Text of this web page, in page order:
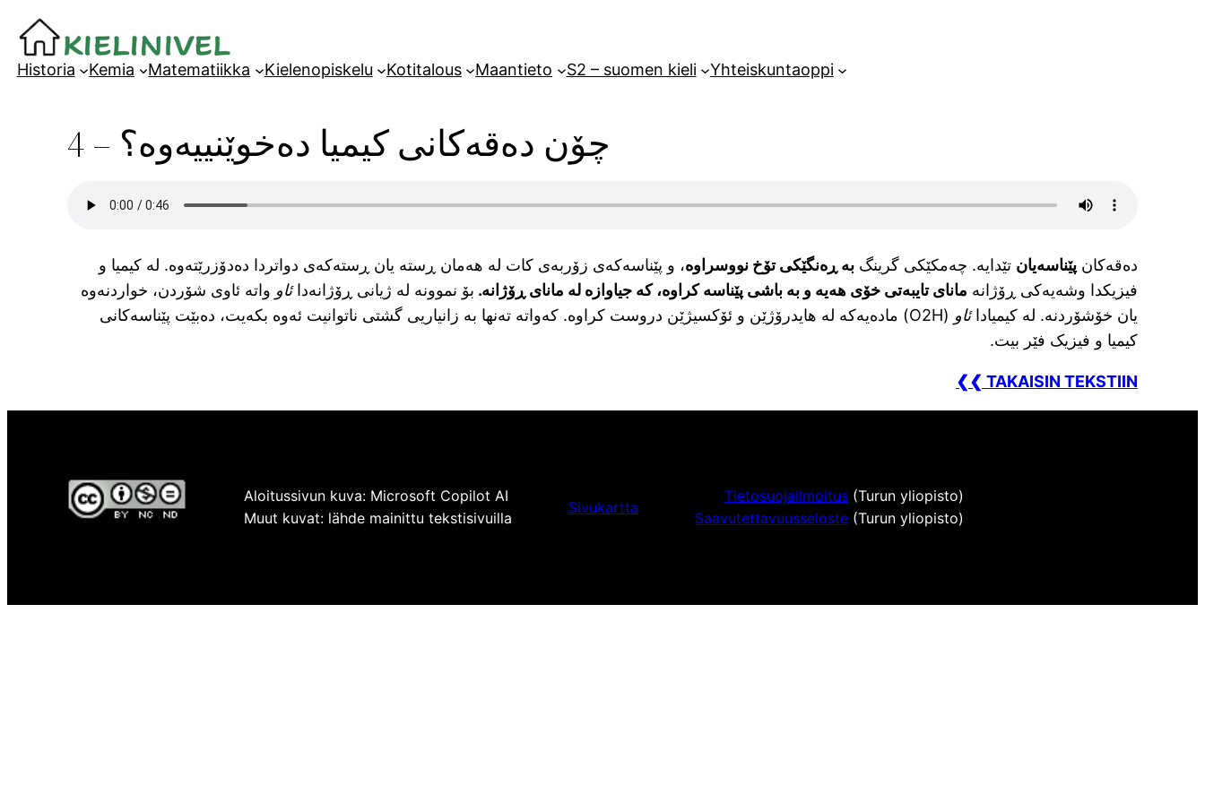
Siirry
sisältöön
Historia
Kemia Matematiikka Kielenopiskelu Kotitalous Maantieto S2 – suomen kieli Yhteiskuntaoppi
چۆن دەقەکانی کیمیا دەخوێنییەوە؟ – 4
دەقەکانپێناسەیان تێدایە. چەمکێکی گرینگبە ڕەنگێکی تۆخ نووسراوە، و پێناسەکەی زۆربەی کات لە هەمان ڕستە یان ڕستەکەی دواتردا دەدۆزرێتەوە. لە کیمیا و
فیزیکدا وشەیەکی ڕۆژانە مانای تایبەتی خۆی هەیە و بە باشی پێناسە کراوە، کە جیاوازە لە مانای ڕۆژانە. بۆ نموونە لە ژیانی ڕۆژانەدائاو واتە ئاوی شۆردن، خواردنەوە
یان خۆشۆردنە. لە کیمیادائاو (H2O) مادەیەکە لە هایدرۆژێن و ئۆکسیژێن دروست کراوە. کەواتە تەنها بە زانیاریی گشتی ناتوانیت ئەوە بکەیت، دەبێت پێناسەکانی
کیمیا و فیزیک فێر بیت.
❮❮ TAKAISIN TEKSTIIN
Aloitussivun kuva: Microsoft Copilot AI
Muut kuvat: lähde mainittu tekstisivuilla
Sivukartta
Tietosuojailmoitus (Turun yliopisto)
Saavutettavuusseloste (Turun yliopisto)